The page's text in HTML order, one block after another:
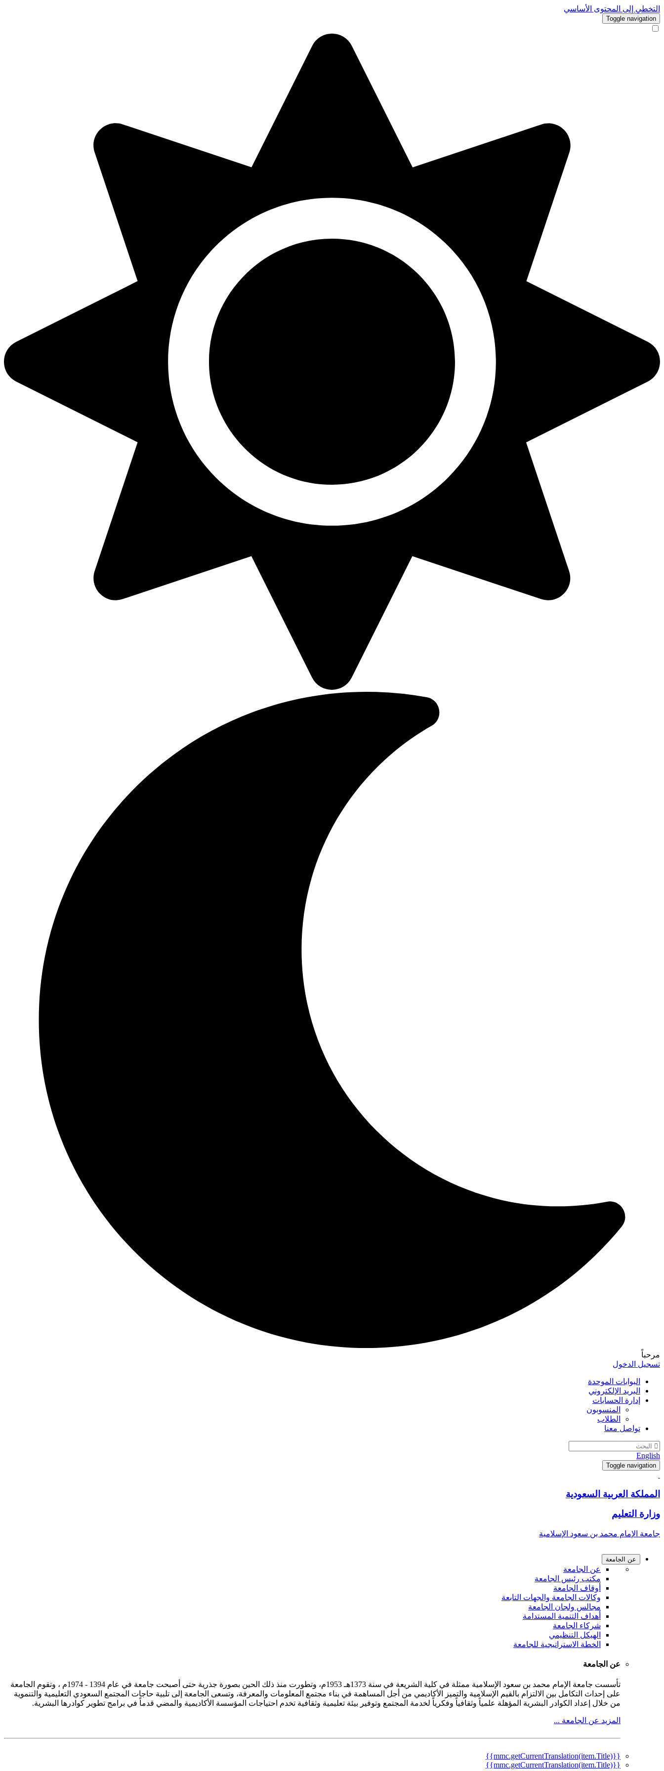
التخطي إلى المحتوى الأساسي
Toggle navigation
مرحباً
تسجيل الدخول
البوابات الموحدة
البريد الإلكتروني
إدارة الحسابات
المنسوبون
الطلاب
تواصل معنا
English
Toggle navigation
المملكة العربية السعودية
وزارة التعليم
جامعة الإمام محمد بن سعود الإسلامية
عن الجامعة
عن الجامعة
مكتب رئيس الجامعة
أوقاف الجامعة
وكالات الجامعة والجهات التابعة
مجالس ولجان الجامعة
أهداف التنمية المستدامة
شركاء الجامعة
الهيكل التنظيمي
الخطة الاستراتيجية للجامعة
عن الجامعة
تأسست جامعة الإمام محمد بن سعود الإسلامية ممثلة في كلية الشريعة في سنة 1373هـ 1953م، وتطورت منذ ذلك الحين بصورة جذرية حتى أصبحت جامعة في عام 1394 - 1974م ، وتقوم الجامعة
على إحداث التكامل بين الالتزام بالقيم الإسلامية والتميز الأكاديمي من أجل المساهمة في بناء مجتمع المعلومات والمعرفة، وتسعى الجامعة إلى تلبية حاجات المجتمع السعودي التعليمية والتنموية
من خلال إعداد الكوادر البشرية المؤهلة علمياً وثقافياً وفكرياً لخدمة المجتمع وتوفير بيئة تعليمية وثقافية تخدم احتياجات المؤسسة الأكاديمية والمضي قدماً في برامج تطوير كوادرها البشرية.
المزيد عن الجامعة ...
{{mmc.getCurrentTranslation(item.Title)}}
{{mmc.getCurrentTranslation(item.Title)}}